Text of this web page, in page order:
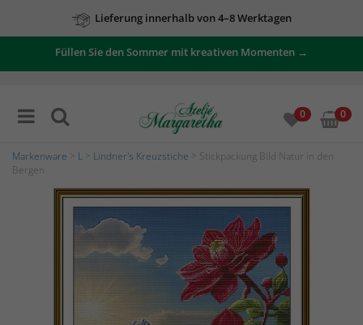
Lieferung innerhalb von 4–8 Werktagen
Füllen Sie den Sommer mit kreativen Momenten →
0 0
Markenware L Lindner's Kreuzstiche > Stickpackung Bild Natur in den
Bergen